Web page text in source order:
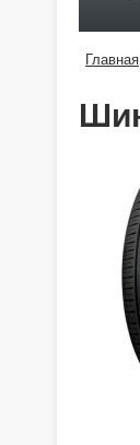
Главная